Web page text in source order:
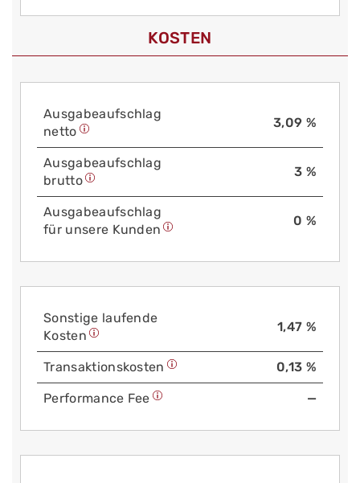
KOSTEN
Aus­gabe­auf­schlag
netto
3,09 %
Aus­gabe­auf­schlag
brutto
3 %
Aus­gabe­auf­schlag
für unsere Kunden
0 %
Sonstige laufende
Kosten
1,47 %
Trans­aktions­kosten 0,13 %
Performance Fee —